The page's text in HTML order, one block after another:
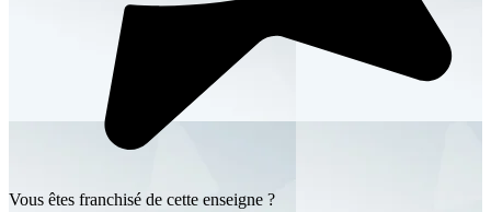
Vous êtes franchisé de cette enseigne ?